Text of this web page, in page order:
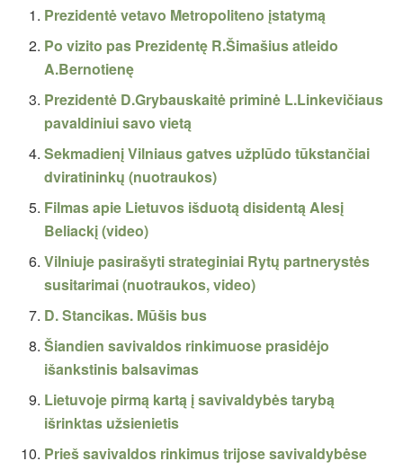
Prezidentė vetavo Metropoliteno įstatymą
Po vizito pas Prezidentę R.Šimašius atleido
A.Bernotienę
Prezidentė D.Grybauskaitė priminė L.Linkevičiaus
pavaldiniui savo vietą
Sekmadienį Vilniaus gatves užplūdo tūkstančiai
dviratininkų (nuotraukos)
Filmas apie Lietuvos išduotą disidentą Alesį
Beliackį (video)
Vilniuje pasirašyti strateginiai Rytų partnerystės
susitarimai (nuotraukos, video)
D. Stancikas. Mūšis bus
Šiandien savivaldos rinkimuose prasidėjo
išankstinis balsavimas
Lietuvoje pirmą kartą į savivaldybės tarybą
išrinktas užsienietis
Prieš savivaldos rinkimus trijose savivaldybėse